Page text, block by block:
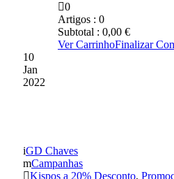
0
Artigos : 0
Subtotal : 0,00 €
Ver CarrinhoFinalizar
10
Jan
2022
GD Chaves
Campanhas
Kispos a 20% Desconto,